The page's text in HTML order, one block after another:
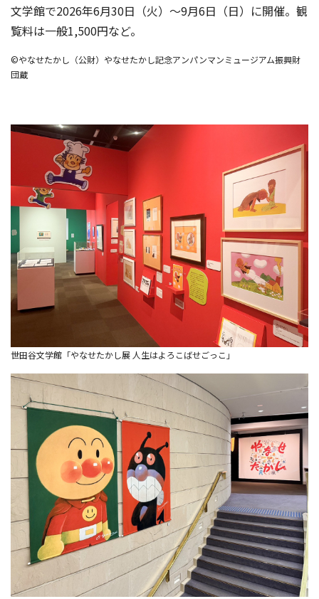
文学館で2026年6月30日（火）～9月6日（日）に開催。観
覧料は一般1,500円など。
©やなせたかし（公財）やなせたかし記念アンパンマンミュージアム振興財
団蔵
世田谷文学館「やなせたかし展 人生はよろこばせごっこ」